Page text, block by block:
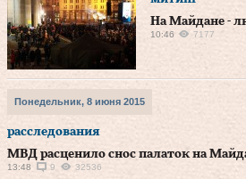
На Майдане -
10:46 7177
Понедельник, 8 июня 2015
расследования
МВД расценило снос палаток на
13:48 9 32536